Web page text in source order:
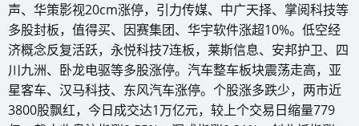
声、华策影视20cm涨停，引力传媒、中广天择、掌阅科技等
多股封板，值得买、因赛集团、华宇软件涨超10%。低空经
济概念反复活跃，永悦科技7连板，莱斯信息、安邦护卫、四
川九洲、卧龙电驱等多股涨停。汽车整车板块震荡走高，亚
星客车、汉马科技、东风汽车涨停。个股涨多跌少，两市近
3800股飘红，今日成交达1万亿元，较上个交易日缩量779